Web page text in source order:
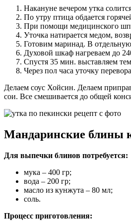
Накануне вечером утка
По утру птица обдается
При помощи медицинского
Уточка натирается медом,
Готовим маринад. В
Духовой шкаф нагреваем до
Спустя 35 мин. выставляем
Через пол часа уточку
Делаем соус Хойсин. Делаем
сои. Все смешивается до общей
Мандаринские блины
Для выпечки блинов потребуется:
мука – 400 гр;
вода – 200 гр;
масло из кунжута – 80 мл;
соль.
Процесс приготовления: